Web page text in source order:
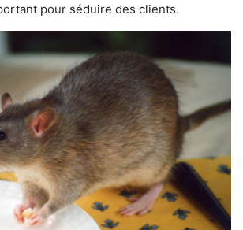
pour séduire des clients.